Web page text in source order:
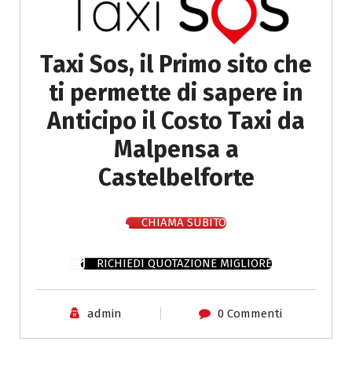
Taxi Sos, il Primo sito che
ti permette di sapere in
Anticipo il Costo Taxi da
Malpensa a
Castelbelforte
CHIAMA SUBITO
RICHIEDI QUOTAZIONE MIGLIORE
admin 0 Commenti